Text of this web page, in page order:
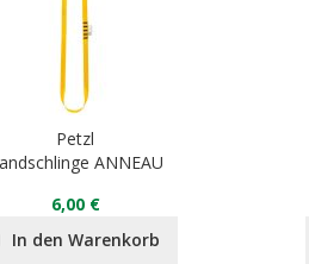
Petzl
ANNEAU
6,00 €
In den Warenkorb